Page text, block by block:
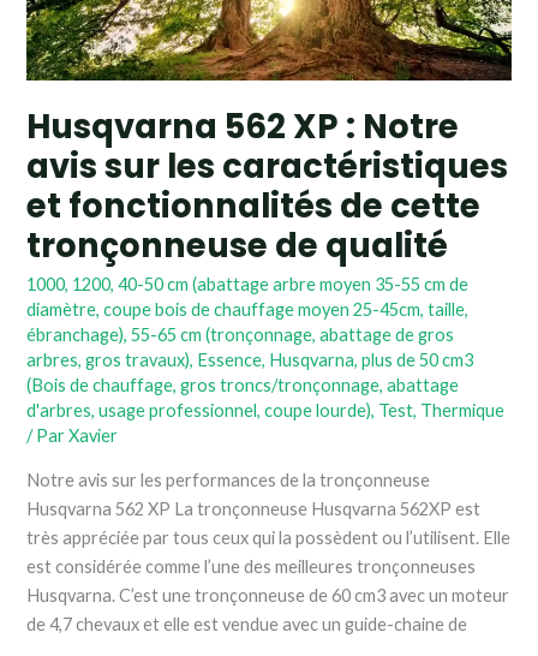
Husqvarna 562 XP : Notre
avis sur les caractéristiques
et fonctionnalités de cette
tronçonneuse de qualité
1000, 1200,40-50 cm (abattage arbre moyen 35-55 cm de
diamètre, coupe bois de chauffage moyen 25-45cm, taille,
ébranchage),55-65 cm (tronçonnage, abattage de gros
arbres, gros travaux), Essence, Husqvarna,plus de 50 cm3
(Bois de chauffage, gros troncs/tronçonnage, abattage
d'arbres, usage professionnel, coupe lourde), Test, Thermique
/ ParXavier
Notre avis sur les performances de la tronçonneuse
Husqvarna 562 XP La tronçonneuse Husqvarna 562XP est
très appréciée par tous ceux qui la possèdent ou l’utilisent. Elle
est considérée comme l’une des meilleures tronçonneuses
Husqvarna. C’est une tronçonneuse de 60 cm3 avec un moteur
de 4,7 chevaux et elle est vendue avec un guide-chaine de
sur
les
caractéristiques
fonctionnalités
de
cette
tronçonneuse
de